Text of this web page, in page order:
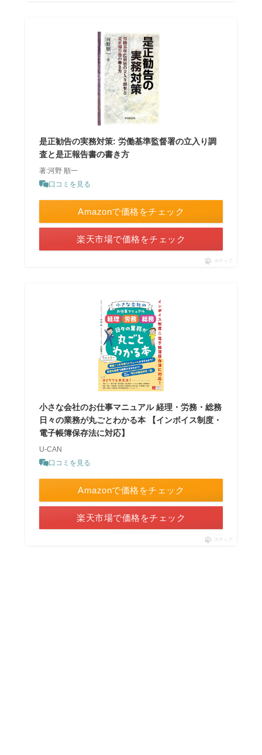
是正勧告の実務対策: 労働基準監督署の立入り調
査と是正報告書の書き方
著:河野 順一
口コミを見る
Amazonで価格をチェック
楽天市場で価格をチェック
ポチップ
小さな会社のお仕事マニュアル 経理・労務・総務
日々の業務が丸ごとわかる本 【インボイス制度・
電子帳簿保存法に対応】
U-CAN
口コミを見る
Amazonで価格をチェック
楽天市場で価格をチェック
ポチップ